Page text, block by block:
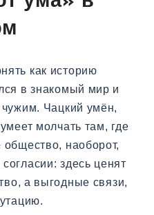
как историю
в знакомый мир и
Чацкий умён,
молчать там, где
наоборот,
здесь ценят
а выгодные связи,